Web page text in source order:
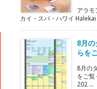
アラモ
カイ・スパ・ハワイ
8月の
らを
8月の
をご
202 ...